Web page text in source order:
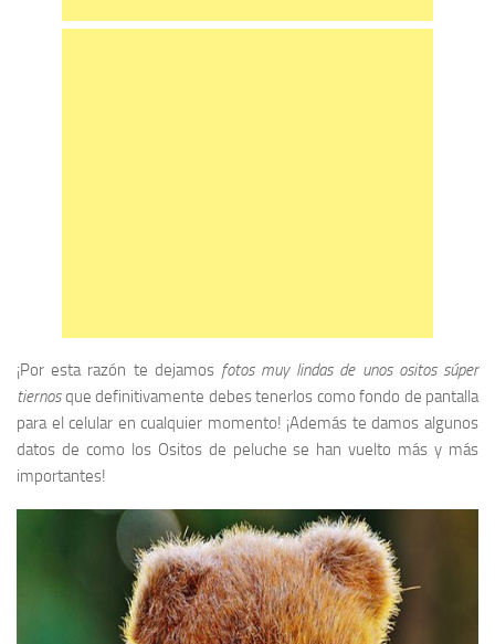
¡Por esta razón te dejamos fotos muy lindas de unos ositos súper
tiernosque definitivamente debes tenerlos como fondo de pantalla
para el celular en cualquier momento! ¡Además te damos algunos
datos de como los Ositos de peluche se han vuelto más y más
importantes!